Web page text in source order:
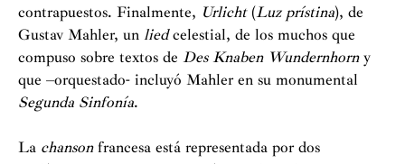
contrapuestos. Finalmente, Urlicht(Luz prístina), de
Gustav Mahler, un liedcelestial, de los muchos que
compuso sobre textos de Des Knaben Wundernhorny
que –orquestado- incluyó Mahler en su monumental
Segunda Sinfonía.
La chansonfrancesa está representada por dos